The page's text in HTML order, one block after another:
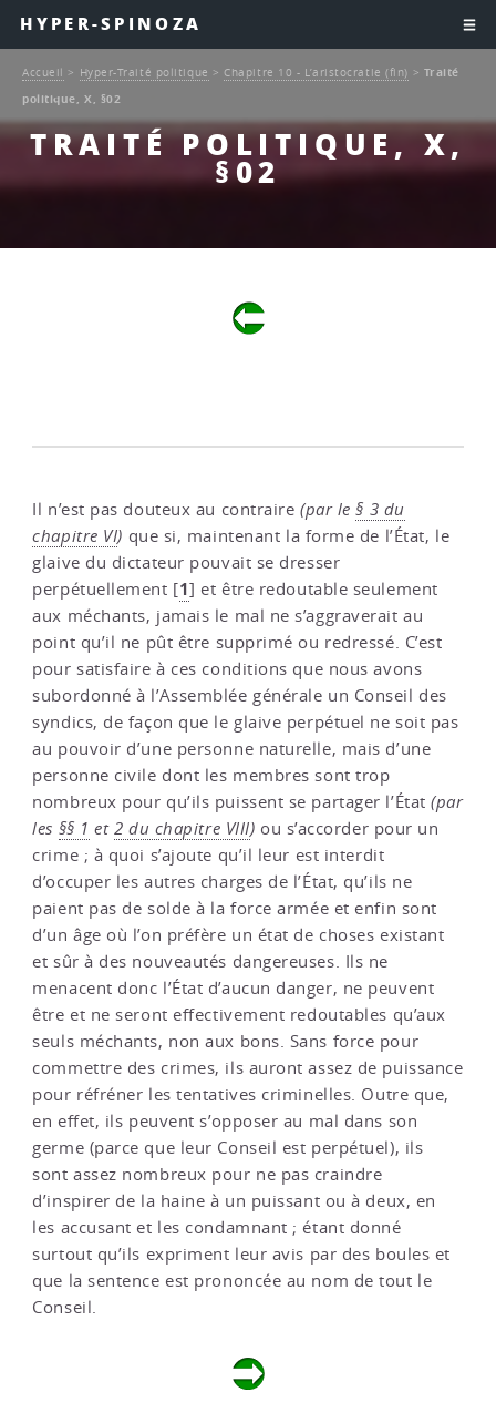
HYPER-SPINOZA
TRAITÉ POLITIQUE, X,
§02
Accueil > Hyper-Traité politique > Chapitre 10 - L’aristocratie (fin) > Traité
politique, X, §02
Il n’est pas douteux au contraire(par le§ 3 du
chapitre VI) que si, maintenant la forme de l’État, le
glaive du dictateur pouvait se dresser
perpétuellement [1] et être redoutable seulement
aux méchants, jamais le mal ne s’aggraverait au
point qu’il ne pût être supprimé ou redressé. C’est
pour satisfaire à ces conditions que nous avons
subordonné à l’Assemblée générale un Conseil des
syndics, de façon que le glaive perpétuel ne soit pas
au pouvoir d’une personne naturelle, mais d’une
personne civile dont les membres sont trop
nombreux pour qu’ils puissent se partager l’État(par
les §§ 1 et 2 du chapitre VIII) ou s’accorder pour un
crime ; à quoi s’ajoute qu’il leur est interdit
d’occuper les autres charges de l’État, qu’ils ne
paient pas de solde à la force armée et enfin sont
d’un âge où l’on préfère un état de choses existant
et sûr à des nouveautés dangereuses. Ils ne
menacent donc l’État d’aucun danger, ne peuvent
être et ne seront effectivement redoutables qu’aux
seuls méchants, non aux bons. Sans force pour
commettre des crimes, ils auront assez de puissance
pour réfréner les tentatives criminelles. Outre que,
en effet, ils peuvent s’opposer au mal dans son
germe (parce que leur Conseil est perpétuel), ils
sont assez nombreux pour ne pas craindre
d’inspirer de la haine à un puissant ou à deux, en
les accusant et les condamnant ; étant donné
surtout qu’ils expriment leur avis par des boules et
que la sentence est prononcée au nom de tout le
Conseil.